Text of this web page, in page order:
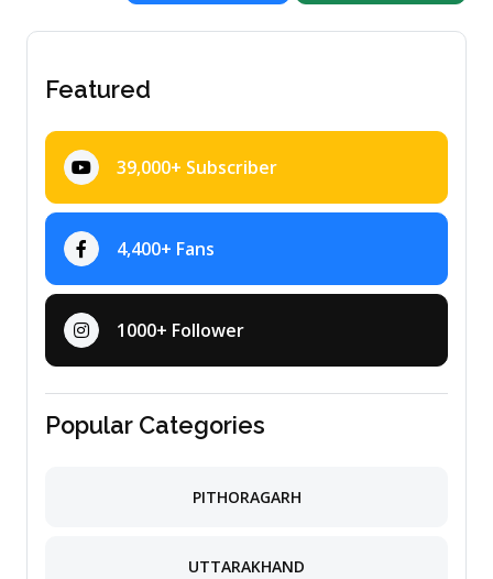
Featured
39,000+ Subscriber
4,400+ Fans
1000+ Follower
Popular Categories
PITHORAGARH
UTTARAKHAND